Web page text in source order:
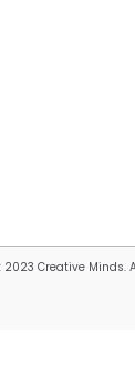
Creative Minds.